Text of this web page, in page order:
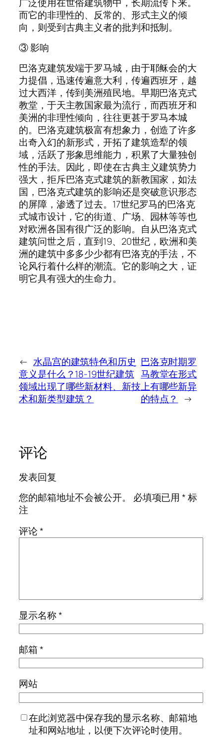
而它的非理性的、反常的、形式主义的倾
向，则受到古典主义者的批判和抵制。
③ 影响
巴洛克建筑发端于罗马城，由于耶稣会的大
力提倡，迅速传遍意大利，传遍西班牙，越
过大西洋，传到美洲殖民地。早期巴洛克式
教堂，于天主教国家最为流行，而西班牙和
美洲的非理性倾向，往往更甚于罗马本城
的。巴洛克建筑极富有想象力，创造了许多
出奇入幻的新形式，开拓了建筑造犁的领
域，活跃了形象思维能力，积累了大量独创
性的手法。因此，即使在古典主义建筑势力
强大，拒斥巴洛克式建筑的新教国家，如法
国，巴洛克式建筑的影响还是突破意识形态
的屏障，渗透了过去。17世纪罗马的巴洛克
式城市设计，它的街道、广场、园林等等也
对欧洲各国有很广泛的影响。自从巴洛克式
建筑问世之后，直到19、20世纪，欧洲和美
洲的建筑中多多少少都有巴洛克的手法，不
论风行着什么样的潮流。它的影响之大，证
明它具有强大的生命力。
← 水晶宫的建筑特色和历史
意义是什么？18-19世纪建筑
领域出现了哪些新材料、新技
术和新类型建筑？
巴洛克时期罗
马教堂在形式
上有哪些新异
的特点？
→
评论
发表回复
您的邮箱地址不会被公开。
必填项已用*标
注
评论*
显示名称*
邮箱*
网站
在此浏览器中保存我的显示名称、邮箱地
址和网站地址，以便下次评论时使用。